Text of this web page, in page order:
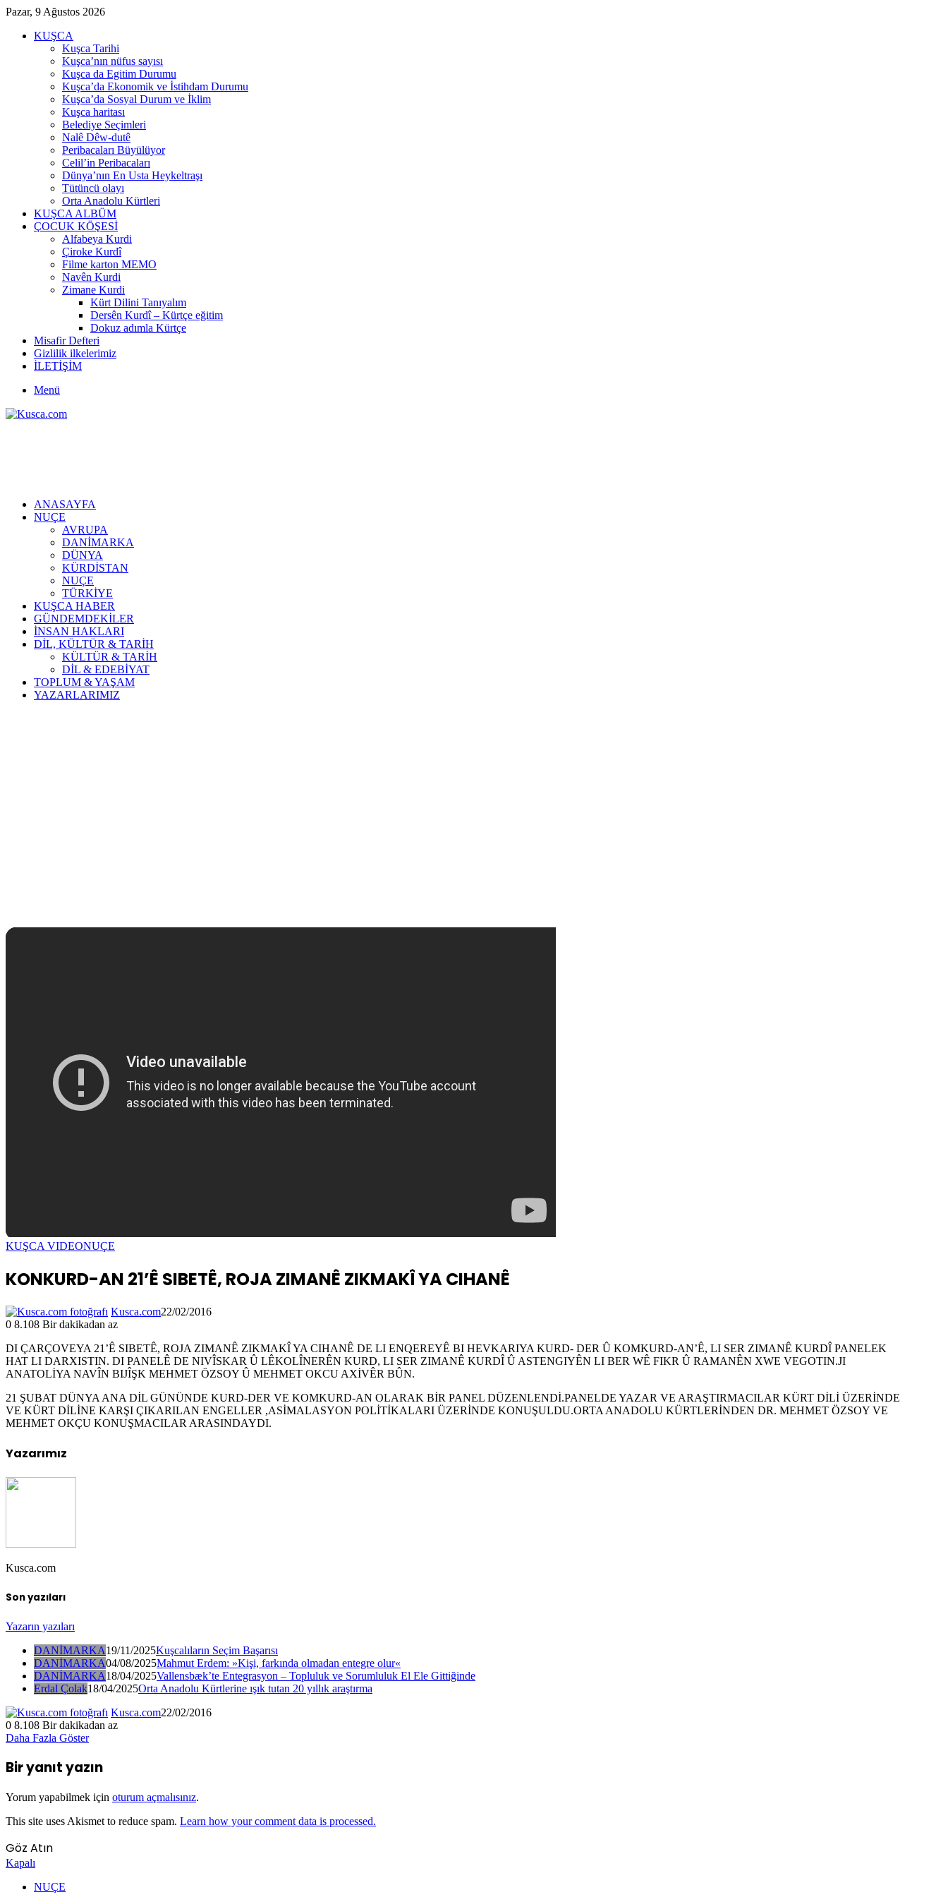
Pazar, 9 Ağustos 2026
KUŞCA
Kuşca Tarihi
Kuşca’nın nüfus sayısı
Kuşca da Egitim Durumu
Kuşca’da Ekonomik ve İstihdam Durumu
Kuşca’da Sosyal Durum ve İklim
Kuşca haritası
Belediye Seçimleri
Nalê Dêw-dutê
Peribacaları Büyülüyor
Celil’in Peribacaları
Dünya’nın En Usta Heykeltraşı
Tütüncü olayı
Orta Anadolu Kürtleri
KUŞCA ALBÜM
ÇOCUK KÖŞESİ
Alfabeya Kurdi
Çiroke Kurdî
Filme karton MEMO
Navên Kurdi
Zimane Kurdi
Kürt Dilini Tanıyalım
Dersên Kurdî – Kürtçe eğitim
Dokuz adımla Kürtçe
Misafir Defteri
Gizlilik ilkelerimiz
İLETİŞİM
Menü
ANASAYFA
NUÇE
AVRUPA
DANİMARKA
DÜNYA
KÜRDİSTAN
NUÇE
TÜRKİYE
KUŞCA HABER
GÜNDEMDEKİLER
İNSAN HAKLARI
DİL, KÜLTÜR & TARİH
KÜLTÜR & TARİH
DİL & EDEBİYAT
TOPLUM & YAŞAM
YAZARLARIMIZ
KUŞCA VIDEONUÇE
KONKURD-AN 21’Ê SIBETÊ, ROJA ZIMANÊ ZIKMAKÎ YA CIHANÊ
Kusca.com22/02/2016
0 8.108 Bir dakikadan az
DI ÇARÇOVEYA 21’Ê SIBETÊ, ROJA ZIMANÊ ZIKMAKÎ YA CIHANÊ DE LI ENQEREYÊ BI HEVKARIYA KURD- DER Û KOMKURD-AN’Ê, LI SER ZIMANÊ KURDÎ PANELEK
HAT LI DARXISTIN. DI PANELÊ DE NIVÎSKAR Û LÊKOLÎNERÊN KURD, LI SER ZIMANÊ KURDÎ Û ASTENGIYÊN LI BER WÊ FIKR Û RAMANÊN XWE VEGOTIN.JI
ANATOLİYA NAVÎN BIJÎŞK MEHMET ÖZSOY Û MEHMET OKCU AXİVÊR BÛN.
21 ŞUBAT DÜNYA ANA DİL GÜNÜNDE KURD-DER VE KOMKURD-AN OLARAK BİR PANEL DÜZENLENDİ.PANELDE YAZAR VE ARAŞTIRMACILAR KÜRT DİLİ ÜZERİNDE
VE KÜRT DİLİNE KARŞI ÇIKARILAN ENGELLER ,ASİMALASYON POLİTİKALARI ÜZERİNDE KONUŞULDU.ORTA ANADOLU KÜRTLERİNDEN DR. MEHMET ÖZSOY VE
MEHMET OKÇU KONUŞMACILAR ARASINDAYDI.
Yazarımız
Kusca.com
Son yazıları
Yazarın yazıları
DANİMARKA19/11/2025Kuşcalıların Seçim Başarısı
DANİMARKA04/08/2025Mahmut Erdem: »Kişi, farkında olmadan entegre olur«
DANİMARKA18/04/2025Vallensbæk’te Entegrasyon – Topluluk ve Sorumluluk El Ele Gittiğinde
Erdal Çolak18/04/2025Orta Anadolu Kürtlerine ışık tutan 20 yıllık araştırma
Kusca.com22/02/2016
0 8.108 Bir dakikadan az
Daha Fazla Göster
Bir yanıt yazın
Yorum yapabilmek için oturum açmalısınız.
This site uses Akismet to reduce spam. Learn how your comment data is processed.
Göz Atın
Kapalı
NUÇE